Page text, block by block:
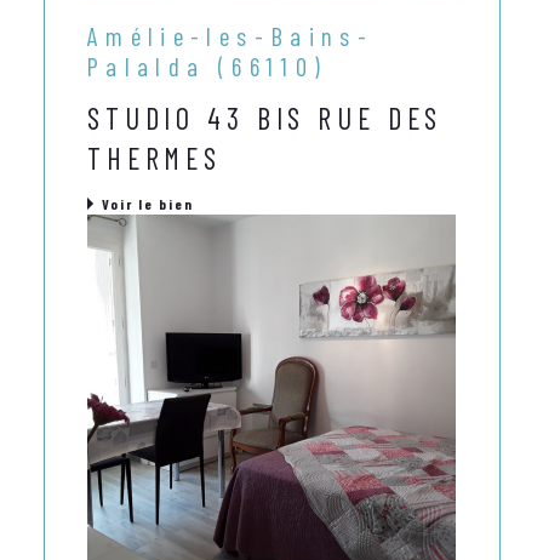
Amélie-les-Bains-
Palalda (66110)
STUDIO 43 BIS RUE DES
THERMES
Voir le bien